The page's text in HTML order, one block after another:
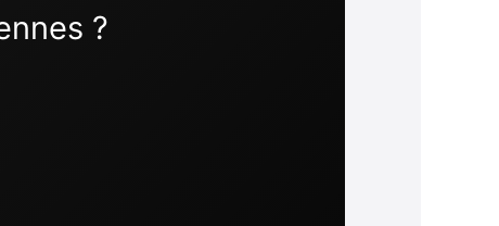
?